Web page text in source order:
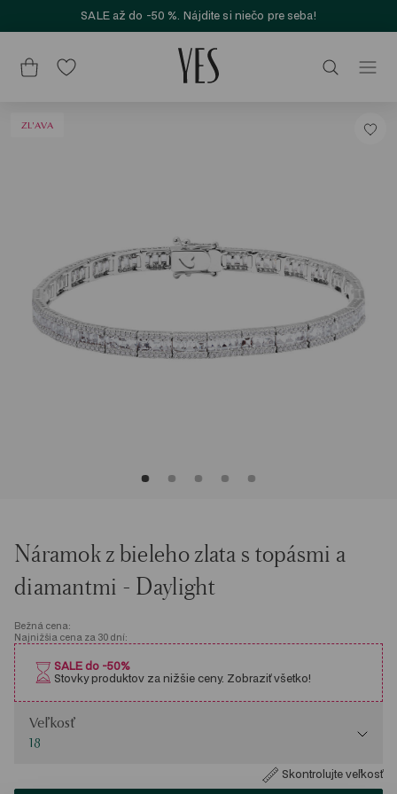
SALE až do -50 %. Nájdite si niečo pre seba!
ZL'AVA
Náramok z bieleho zlata s topásmi a
diamantmi - Daylight
Bežná cena:
Najnižšia cena za 30 dní:
SALE do -50%
Stovky produktov za nižšie ceny. Zobraziť všetko!
Veľkosť
18
Skontrolujte veľkosť